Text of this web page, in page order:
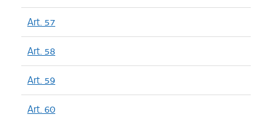
Art. 57
Art. 58
Art. 59
Art. 60